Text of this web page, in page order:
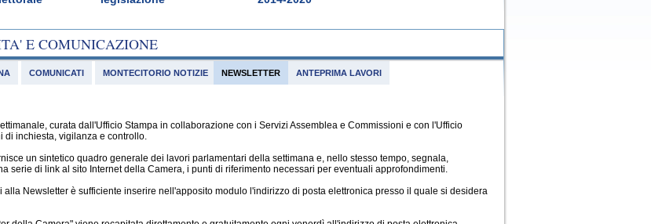
E COMUNICAZIONE
COMUNICATI MONTECITORIO NOTIZIE ANTEPRIMA LAVORI
NEWSLETTER
curata dall'Ufficio Stampa in collaborazione con i Servizi Assemblea e Commissioni e con l'Ufficio
di inchiesta, vigilanza e controllo.
un sintetico quadro generale dei lavori parlamentari della settimana e, nello stesso tempo, segnala,
serie di link al sito Internet della Camera, i punti di riferimento necessari per eventuali approfondimenti.
alla Newsletter è sufficiente inserire nell'apposito modulo l'indirizzo di posta elettronica presso il quale si desidera